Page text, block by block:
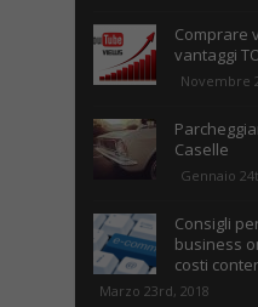
Comprare
vantaggi
Novembre
Caselle
Gennaio
Consigli
business
costi
Marzo 23rd, 2018